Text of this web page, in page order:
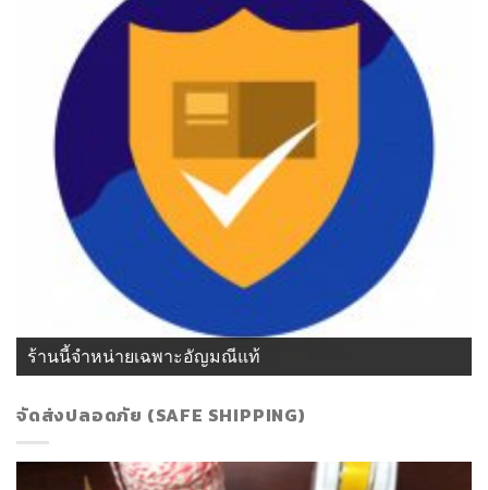
ร้านนี้จำหน่ายเฉพาะอัญมณีแท้
จัดส่งปลอดภัย (SAFE SHIPPING)